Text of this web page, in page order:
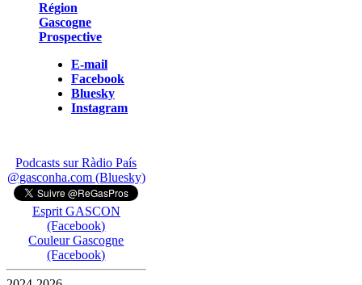
Région
Gascogne
Prospective
E-mail
Facebook
Bluesky
Instagram
Podcasts sur Ràdio País
@gasconha.com (Bluesky)
Esprit GASCON
(Facebook)
Couleur Gascogne
(Facebook)